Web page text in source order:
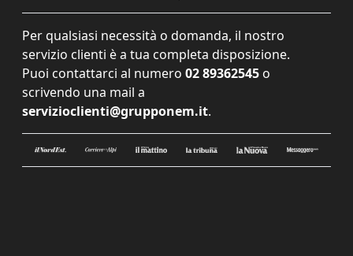
Per qualsiasi necessità o domanda, il nostro
servizio clienti è a tua completa disposizione.
Puoi contattarci al numero 02 89362545 o
scrivendo una mail a
servizioclienti@grupponem.it.